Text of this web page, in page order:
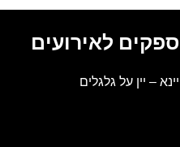
ספקים לאירועים
יינא – יין על גלגלים